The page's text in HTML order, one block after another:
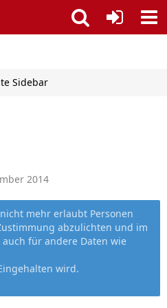
2014
mehr erlaubt Personen
abzulichten und im
für andere Daten wie
wird.